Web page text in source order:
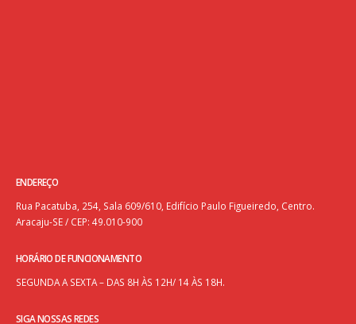
ENDEREÇO
Rua Pacatuba, 254, Sala 609/610, Edifício Paulo Figueiredo, Centro.
Aracaju-SE / CEP: 49.010-900
HORÁRIO DE FUNCIONAMENTO
SEGUNDA A SEXTA – DAS 8H ÀS 12H/ 14 ÀS 18H.
SIGA NOSSAS REDES